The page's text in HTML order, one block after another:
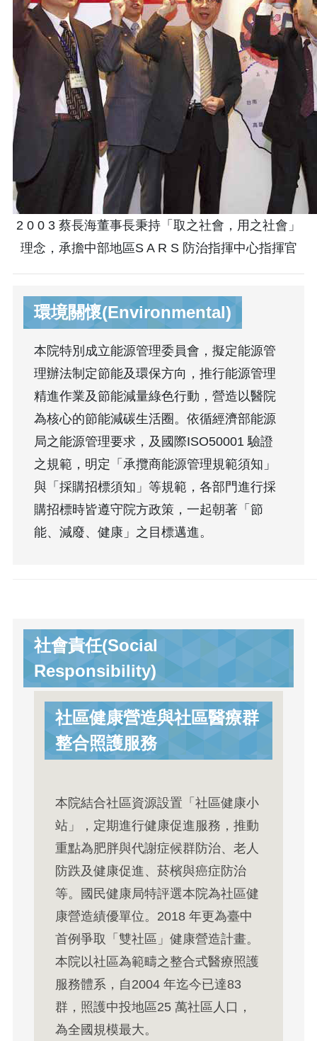
2 0 0 3 蔡長海董事長秉持「取之社會，用之社會」
理念，承擔中部地區S A R S 防治指揮中心指揮官
環境關懷(Environmental)
本院特別成立能源管理委員會，擬定能源管
理辦法制定節能及環保方向，推行能源管理
精進作業及節能減量綠色行動，營造以醫院
為核心的節能減碳生活圈。依循經濟部能源
局之能源管理要求，及國際ISO50001 驗證
之規範，明定「承攬商能源管理規範須知」
與「採購招標須知」等規範，各部門進行採
購招標時皆遵守院方政策，一起朝著「節
能、減廢、健康」之目標邁進。
社會責任(Social
Responsibility)
社區健康營造與社區醫療群
整合照護服務
本院結合社區資源設置「社區健康小
站」，定期進行健康促進服務，推動
重點為肥胖與代謝症候群防治、老人
防跌及健康促進、菸檳與癌症防治
等。國民健康局特評選本院為社區健
康營造績優單位。2018 年更為臺中
首例爭取「雙社區」健康營造計畫。
本院以社區為範疇之整合式醫療照護
服務體系，自2004 年迄今已達83
群，照護中投地區25 萬社區人口，
為全國規模最大。